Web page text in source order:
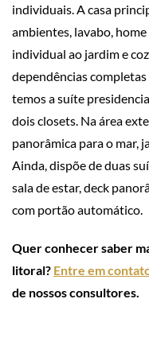
individuais. A casa
ambientes, lavabo,
individual ao jardim e
dependências
temos a suíte
dois closets. Na área
panorâmica para o mar,
Ainda, dispõe de duas
sala de estar, deck
com portão automático.
Quer conhecer saber
litoral? Entre em
de nossos consultores.